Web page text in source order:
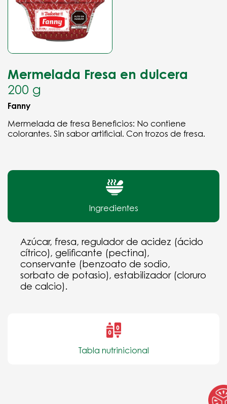
Mermelada Fresa en dulcera
200 g
Fanny
Mermelada de fresa Beneficios: No contiene
colorantes. Sin sabor artificial. Con trozos de fresa.
Ingredientes
Azúcar, fresa, regulador de acidez (ácido
cítrico), gelificante (pectina),
conservante (benzoato de sodio,
sorbato de potasio), estabilizador (cloruro
de calcio).
Tabla nutrinicional